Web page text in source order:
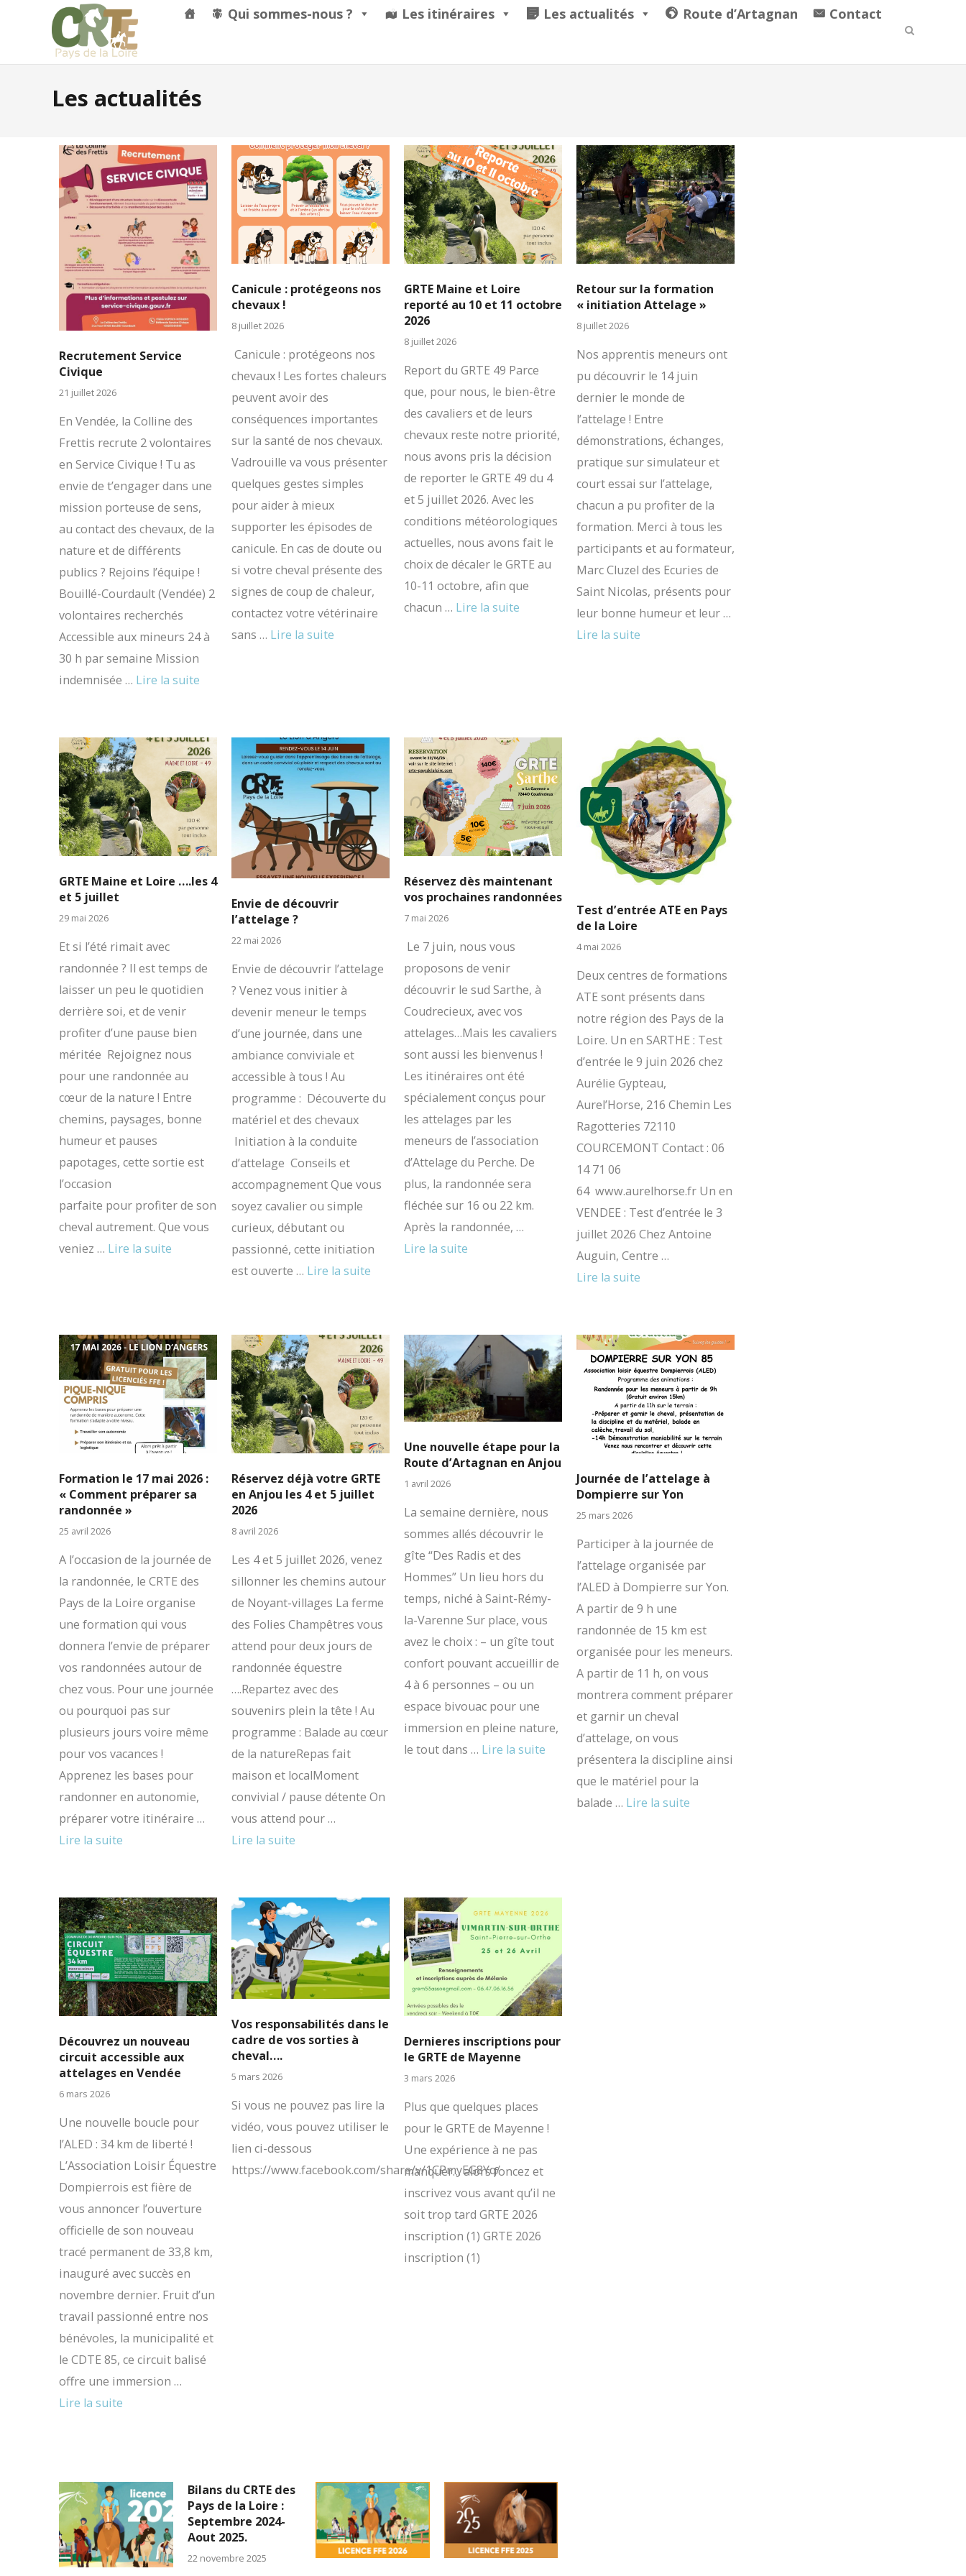
Qui sommes-nous ? Les itinéraires Les actualités Route d’Artagnan Contact
Les actualités
Recrutement Service
Civique
21 juillet 2026
En Vendée, la Colline des
Frettis recrute 2 volontaires
en Service Civique ! Tu as
envie de t’engager dans une
mission porteuse de sens,
au contact des chevaux, de la
nature et de différents
publics ? Rejoins l’équipe !
Bouillé-Courdault (Vendée) 2
volontaires recherchés
Accessible aux mineurs 24 à
30 h par semaine Mission
indemnisée … Lire la suite
Canicule : protégeons nos
chevaux !
8 juillet 2026
Canicule : protégeons nos
chevaux ! Les fortes chaleurs
peuvent avoir des
conséquences importantes
sur la santé de nos chevaux.
Vadrouille va vous présenter
quelques gestes simples
pour aider à mieux
supporter les épisodes de
canicule. En cas de doute ou
si votre cheval présente des
signes de coup de chaleur,
contactez votre vétérinaire
sans … Lire la suite
GRTE Maine et Loire
reporté au 10 et 11 octobre
2026
8 juillet 2026
Report du GRTE 49 Parce
que, pour nous, le bien-être
des cavaliers et de leurs
chevaux reste notre priorité,
nous avons pris la décision
de reporter le GRTE 49 du 4
et 5 juillet 2026. Avec les
conditions météorologiques
actuelles, nous avons fait le
choix de décaler le GRTE au
10-11 octobre, afin que
chacun … Lire la suite
Retour sur la formation
« initiation Attelage »
8 juillet 2026
Nos apprentis meneurs ont
pu découvrir le 14 juin
dernier le monde de
l’attelage ! Entre
démonstrations, échanges,
pratique sur simulateur et
court essai sur l’attelage,
chacun a pu profiter de la
formation. Merci à tous les
participants et au formateur,
Marc Cluzel des Ecuries de
Saint Nicolas, présents pour
leur bonne humeur et leur …
Lire la suite
GRTE Maine et Loire ….les 4
et 5 juillet
29 mai 2026
Et si l’été rimait avec
randonnée ? Il est temps de
laisser un peu le quotidien
derrière soi, et de venir
profiter d’une pause bien
méritée Rejoignez nous
pour une randonnée au
cœur de la nature ! Entre
chemins, paysages, bonne
humeur et pauses
papotages, cette sortie est
l’occasion
parfaite pour profiter de son
cheval autrement. Que vous
veniez … Lire la suite
Envie de découvrir
l’attelage ?
22 mai 2026
Envie de découvrir l’attelage
? Venez vous initier à
devenir meneur le temps
d’une journée, dans une
ambiance conviviale et
accessible à tous ! Au
programme : Découverte du
matériel et des chevaux
Initiation à la conduite
d’attelage Conseils et
accompagnement Que vous
soyez cavalier ou simple
curieux, débutant ou
passionné, cette initiation
est ouverte … Lire la suite
Réservez dès maintenant
vos prochaines randonnées
7 mai 2026
Le 7 juin, nous vous
proposons de venir
découvrir le sud Sarthe, à
Coudrecieux, avec vos
attelages…Mais les cavaliers
sont aussi les bienvenus !
Les itinéraires ont été
spécialement conçus pour
les attelages par les
meneurs de l’association
d’Attelage du Perche. De
plus, la randonnée sera
fléchée sur 16 ou 22 km.
Après la randonnée, …
Lire la suite
Test d’entrée ATE en Pays
de la Loire
4 mai 2026
Deux centres de formations
ATE sont présents dans
notre région des Pays de la
Loire. Un en SARTHE : Test
d’entrée le 9 juin 2026 chez
Aurélie Gypteau,
Aurel’Horse, 216 Chemin Les
Ragotteries 72110
COURCEMONT Contact : 06
14 71 06
64 www.aurelhorse.fr Un en
VENDEE : Test d’entrée le 3
juillet 2026 Chez Antoine
Auguin, Centre …
Lire la suite
Formation le 17 mai 2026 :
« Comment préparer sa
randonnée »
25 avril 2026
A l’occasion de la journée de
la randonnée, le CRTE des
Pays de la Loire organise
une formation qui vous
donnera l’envie de préparer
vos randonnées autour de
chez vous. Pour une journée
ou pourquoi pas sur
plusieurs jours voire même
pour vos vacances !
Apprenez les bases pour
randonner en autonomie,
préparer votre itinéraire …
Lire la suite
Réservez déjà votre GRTE
en Anjou les 4 et 5 juillet
2026
8 avril 2026
Les 4 et 5 juillet 2026, venez
sillonner les chemins autour
de Noyant-villages La ferme
des Folies Champêtres vous
attend pour deux jours de
randonnée équestre
….Repartez avec des
souvenirs plein la tête ! Au
programme : Balade au cœur
de la natureRepas fait
maison et localMoment
convivial / pause détente On
vous attend pour …
Lire la suite
Une nouvelle étape pour la
Route d’Artagnan en Anjou
1 avril 2026
La semaine dernière, nous
sommes allés découvrir le
gîte “Des Radis et des
Hommes” Un lieu hors du
temps, niché à Saint-Rémy-
la-Varenne Sur place, vous
avez le choix : – un gîte tout
confort pouvant accueillir de
4 à 6 personnes – ou un
espace bivouac pour une
immersion en pleine nature,
le tout dans … Lire la suite
Journée de l’attelage à
Dompierre sur Yon
25 mars 2026
Participer à la journée de
l’attelage organisée par
l’ALED à Dompierre sur Yon.
A partir de 9 h une
randonnée de 15 km est
organisée pour les meneurs.
A partir de 11 h, on vous
montrera comment préparer
et garnir un cheval
d’attelage, on vous
présentera la discipline ainsi
que le matériel pour la
balade … Lire la suite
Découvrez un nouveau
circuit accessible aux
attelages en Vendée
6 mars 2026
Une nouvelle boucle pour
l’ALED : 34 km de liberté !
L’Association Loisir Équestre
Dompierrois est fière de
vous annoncer l’ouverture
officielle de son nouveau
tracé permanent de 33,8 km,
inauguré avec succès en
novembre dernier. Fruit d’un
travail passionné entre nos
bénévoles, la municipalité et
le CDTE 85, ce circuit balisé
offre une immersion …
Lire la suite
Vos responsabilités dans le
cadre de vos sorties à
cheval….
5 mars 2026
Si vous ne pouvez pas lire la
vidéo, vous pouvez utiliser le
lien ci-dessous
https://www.facebook.com/share/v/1CPmyEG8Yq/
Dernieres inscriptions pour
le GRTE de Mayenne
3 mars 2026
Plus que quelques places
pour le GRTE de Mayenne !
Une expérience à ne pas
manquer… alors foncez et
inscrivez vous avant qu’il ne
soit trop tard GRTE 2026
inscription (1) GRTE 2026
inscription (1)
Bilans du CRTE des
Pays de la Loire :
Septembre 2024-
Aout 2025.
22 novembre 2025